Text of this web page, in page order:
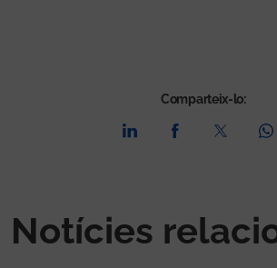
Comparteix-lo:
Notícies